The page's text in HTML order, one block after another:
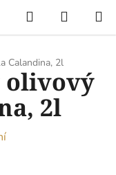
Hledat
KOŠÍK
Calandina, 2l
olivový
2l